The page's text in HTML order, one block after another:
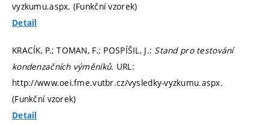
vyzkumu.aspx. (Funkční vzorek)
Detail
KRACÍK, P.; TOMAN, F.; POSPÍŠIL, J.: Stand pro testování
kondenzačních výměníků. URL:
http://www.oei.fme.vutbr.cz/vysledky-vyzkumu.aspx.
(Funkční vzorek)
Detail